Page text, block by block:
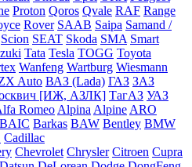
Proton Qoros Qvale RAF Range
Rover SAAB Saipa Samand /
Scion SEAT Skoda SMA Smart
Tata Tesla TOGG Toyota
Wanfeng Wartburg Wiesmann
Auto ВАЗ (Lada) ГАЗ ЗАЗ
[ИЖ, АЗЛК] ТагАЗ УАЗ
Romeo Alpina Alpine ARO
BAIC Barkas BAW Bentley BMW
Cadillac
Chevrolet Chrysler Citroen Cupra